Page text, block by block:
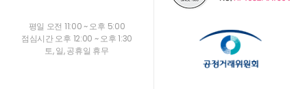
평일 오전 11:00 ~ 오후 5:00
점심시간 오후 12:00 ~ 오후 1:30
토, 일, 공휴일 휴무